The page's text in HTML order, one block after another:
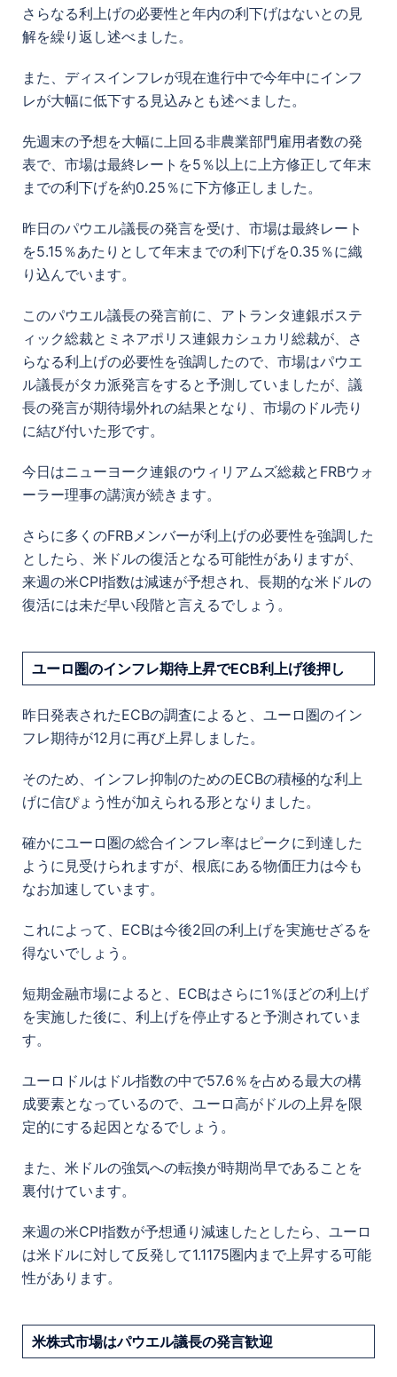
さらなる利上げの必要性と年内の利下げはないとの見
解を繰り返し述べました。
また、ディスインフレが現在進行中で今年中にインフ
レが大幅に低下する見込みとも述べました。
先週末の予想を大幅に上回る非農業部門雇用者数の発
表で、市場は最終レートを5％以上に上方修正して年末
までの利下げを約0.25％に下方修正しました。
昨日のパウエル議長の発言を受け、市場は最終レート
を5.15％あたりとして年末までの利下げを0.35％に織
り込んでいます。
このパウエル議長の発言前に、アトランタ連銀ボステ
ィック総裁とミネアポリス連銀カシュカリ総裁が、さ
らなる利上げの必要性を強調したので、市場はパウエ
ル議長がタカ派発言をすると予測していましたが、議
長の発言が期待場外れの結果となり、市場のドル売り
に結び付いた形です。
今日はニューヨーク連銀のウィリアムズ総裁とFRBウォ
ーラー理事の講演が続きます。
さらに多くのFRBメンバーが利上げの必要性を強調した
としたら、米ドルの復活となる可能性がありますが、
来週の米CPI指数は減速が予想され、長期的な米ドルの
復活には未だ早い段階と言えるでしょう。
ユーロ圏のインフレ期待上昇でECB利上げ後押し
昨日発表されたECBの調査によると、ユーロ圏のイン
フレ期待が12月に再び上昇しました。
そのため、インフレ抑制のためのECBの積極的な利上
げに信ぴょう性が加えられる形となりました。
確かにユーロ圏の総合インフレ率はピークに到達した
ように見受けられますが、根底にある物価圧力は今も
なお加速しています。
これによって、ECBは今後2回の利上げを実施せざるを
得ないでしょう。
短期金融市場によると、ECBはさらに1％ほどの利上げ
を実施した後に、利上げを停止すると予測されていま
す。
ユーロドルはドル指数の中で57.6％を占める最大の構
成要素となっているので、ユーロ高がドルの上昇を限
定的にする起因となるでしょう。
また、米ドルの強気への転換が時期尚早であることを
裏付けています。
来週の米CPI指数が予想通り減速したとしたら、ユーロ
は米ドルに対して反発して1.1175圏内まで上昇する可能
性があります。
米株式市場はパウエル議長の発言歓迎